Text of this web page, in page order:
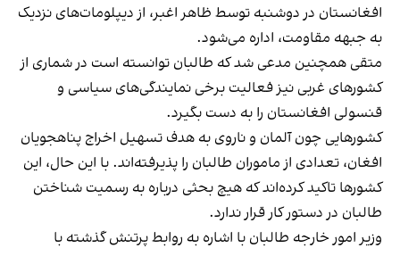
افغانستان در دوشنبه توسط ظاهر اغبر، از دیپلومات‌های نزدیک
به جبهه مقاومت، اداره می‌شود.
متقی همچنین مدعی شد که طالبان توانسته‌ است در شماری از
کشورهای غربی نیز فعالیت برخی نمایندگی‌های سیاسی و
قنسولی افغانستان را به دست بگیرد.
کشورهایی چون آلمان و ناروی به هدف تسهیل اخراج پناهجویان
افغان، تعدادی از ماموران طالبان را پذیرفته‌اند. با این حال، این
کشورها تاکید کرده‌اند که هیچ بحثی درباره به رسمیت شناختن
طالبان در دستور کار قرار ندارد.
وزیر امور خارجه طالبان با اشاره به روابط پرتنش گذشته با